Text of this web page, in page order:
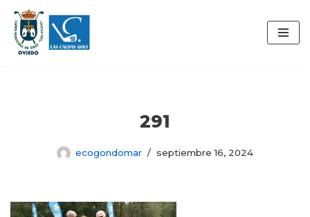
Saltar
al
291
ecogondomar septiembre 16, 2024